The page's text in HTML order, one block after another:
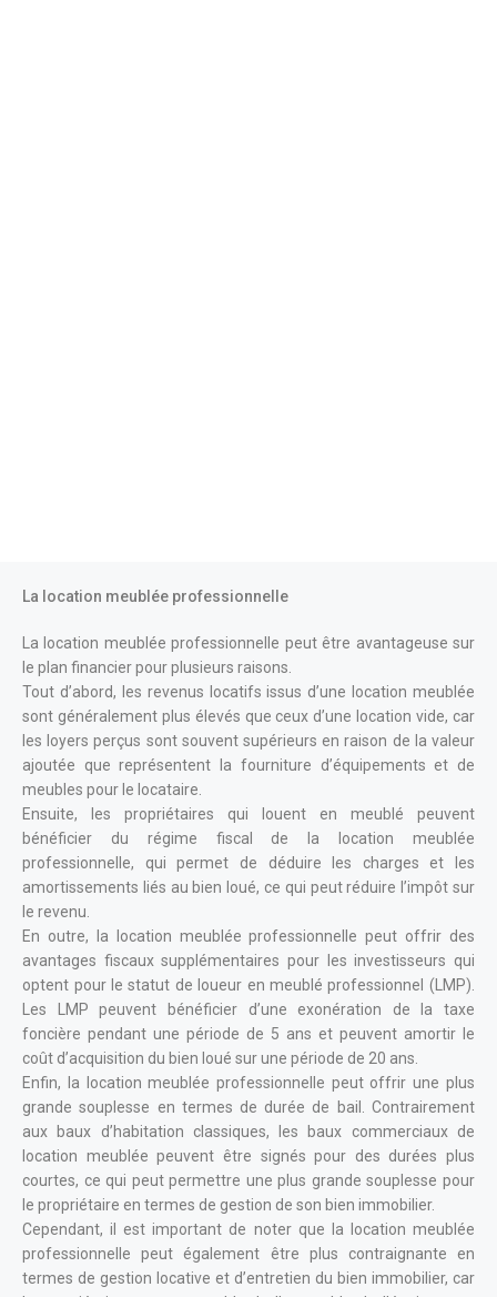
La location meublée professionnelle
La location meublée professionnelle peut être avantageuse sur
le plan financier pour plusieurs raisons.
Tout d’abord, les revenus locatifs issus d’une location meublée
sont généralement plus élevés que ceux d’une location vide, car
les loyers perçus sont souvent supérieurs en raison de la valeur
ajoutée que représentent la fourniture d’équipements et de
meubles pour le locataire.
Ensuite, les propriétaires qui louent en meublé peuvent
bénéficier du régime fiscal de la location meublée
professionnelle, qui permet de déduire les charges et les
amortissements liés au bien loué, ce qui peut réduire l’impôt sur
le revenu.
En outre, la location meublée professionnelle peut offrir des
avantages fiscaux supplémentaires pour les investisseurs qui
optent pour le statut de loueur en meublé professionnel (LMP).
Les LMP peuvent bénéficier d’une exonération de la taxe
foncière pendant une période de 5 ans et peuvent amortir le
coût d’acquisition du bien loué sur une période de 20 ans.
Enfin, la location meublée professionnelle peut offrir une plus
grande souplesse en termes de durée de bail. Contrairement
aux baux d’habitation classiques, les baux commerciaux de
location meublée peuvent être signés pour des durées plus
courtes, ce qui peut permettre une plus grande souplesse pour
le propriétaire en termes de gestion de son bien immobilier.
Cependant, il est important de noter que la location meublée
professionnelle peut également être plus contraignante en
termes de gestion locative et d’entretien du bien immobilier, car